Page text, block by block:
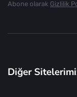
Abone olarak Gizlilik
Diğer